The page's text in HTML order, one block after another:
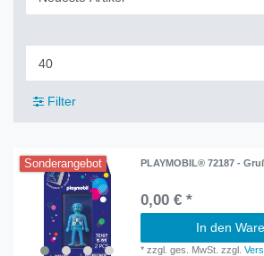
Filter
Sonderangebot PLAYMOBIL® 72187 -
0,00 € *
In den
*zzgl. ges. MwSt. zzgl.